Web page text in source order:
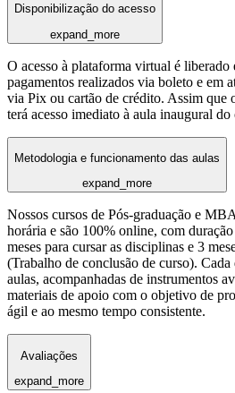
Disponibilização do acesso
expand_more
O acesso à plataforma virtual é liberado
pagamentos realizados via boleto e em
via Pix ou cartão de crédito. Assim que
terá acesso imediato à aula inaugural
Metodologia e funcionamento das aulas
expand_more
Nossos cursos de Pós-graduação e
horária e são 100% online, com
meses para cursar as disciplinas e 3
(Trabalho de conclusão de curso).
aulas, acompanhadas de instrumentos
materiais de apoio com o objetivo de
ágil e ao mesmo tempo consistente.
Avaliações
expand_more